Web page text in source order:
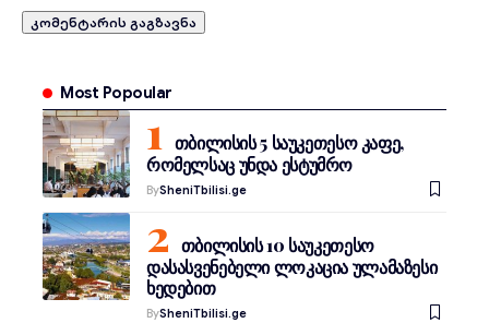
Most Popoular
თბილისის 5 საუკეთესო კაფე,
რომელსაც უნდა ესტუმრო
BySheniTbilisi.ge
თბილისის 10 საუკეთესო
დასასვენებელი ლოკაცია ულამაზესი
ხედებით
BySheniTbilisi.ge